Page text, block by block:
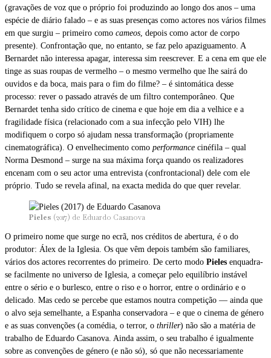
(gravações de voz que o próprio foi produzindo ao longo dos anos – uma
espécie de diário falado – e as suas presenças como actores nos vários filmes
em que surgiu – primeiro como cameos , depois como actor de corpo
presente). Confrontação que, no entanto, se faz pelo apaziguamento. A
Bernardet não interessa apagar, interessa sim reescrever. E a cena em que ele
tinge as suas roupas de vermelho – o mesmo vermelho que lhe sairá do
ouvidos e da boca, mais para o fim do filme? – é sintomática desse
processo: rever o passado através de um filtro contemporâneo. Que
Bernardet tenha sido crítico de cinema e que hoje em dia a velhice e a
fragilidade física (relacionado com a sua infecção pelo VIH) lhe
modifiquem o corpo só ajudam nessa transformação (propriamente
cinematográfica). O envelhecimento como performance cinéfila – qual
Norma Desmond – surge na sua máxima força quando os realizadores
encenam com o seu actor uma entrevista (confrontacional) dele com ele
próprio. Tudo se revela afinal, na exacta medida do que quer revelar.
Pieles (2017) de Eduardo Casanova
O primeiro nome que surge no ecrã, nos créditos de abertura, é o do
produtor: Álex de la Iglesia. Os que vêm depois também são familiares,
vários dos actores recorrentes do primeiro. De certo modo Pieles enquadra-
se facilmente no universo de Iglesia, a começar pelo equilíbrio instável
entre o sério e o burlesco, entre o riso e o horror, entre o ordinário e o
delicado. Mas cedo se percebe que estamos noutra competição — ainda que
o alvo seja semelhante, a Espanha conservadora – e que o cinema de género
e as suas convenções (a comédia, o terror, o thriller) não são a matéria de
trabalho de Eduardo Casanova. Ainda assim, o seu trabalho é igualmente
sobre as convenções de género (e não só), só que não necessariamente